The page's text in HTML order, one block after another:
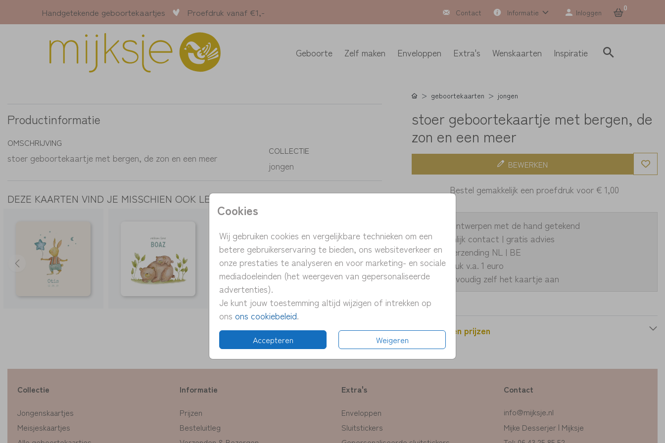
Handgetekende geboortekaartjes Proefdruk vanaf €1,- Contact Informatie Inloggen 0
Geboorte Zelf maken Enveloppen Extra's Wenskaarten Inspiratie
Cookies
Wij gebruiken cookies en vergelijkbare technieken om een
betere gebruikerservaring te bieden, ons websiteverkeer en
onze prestaties te analyseren en voor marketing- en sociale
mediadoeleinden (het weergeven van gepersonaliseerde
advertenties).
Je kunt jouw toestemming altijd wijzigen of intrekken op
ons ons cookiebeleid.
Accepteren Weigeren
Productinformatie
OMSCHRIJVING
stoer geboortekaartje met bergen, de zon en een meer
COLLECTIE
jongen
DEZE KAARTEN VIND JE MISSCHIEN OOK LEUK
geboortekaarten jongen
stoer geboortekaartje met bergen, de
zon en een meer
BEWERKEN
Bestel gemakkelijk een proefdruk voor€ 1,00
> unieke ontwerpen met de hand getekend
> persoonlijk contact | gratis advies
> snelle verzending NL | BE
> proefdruk v.a. 1 euro
> pas eenvoudig zelf het kaartje aan
Formaten en prijzen
Collectie
Jongenskaartjes
Meisjeskaartjes
Informatie
Prijzen
Besteluitleg
Extra's
Enveloppen
Sluitstickers
Contact
info@mijksje.nl
Mijke Desserjer | Mijksje